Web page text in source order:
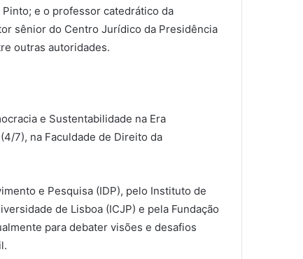
e o professor catedrático da
sênior do Centro Jurídico da Presidência
outras autoridades.
e Sustentabilidade na Era
7), na Faculdade de Direito da
e Pesquisa (IDP), pelo Instituto de
de Lisboa (ICJP) e pela Fundação
para debater visões e desafios